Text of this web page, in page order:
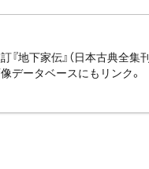
地下家伝』（日本古典全集刊
データベースにもリンク。